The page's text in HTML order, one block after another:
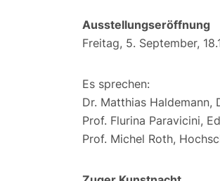
Ausstellungseröffnung
Freitag, 5. September,
Es sprechen:
Dr. Matthias Haldemann,
Prof. Flurina Paravicini,
Prof. Michel Roth,